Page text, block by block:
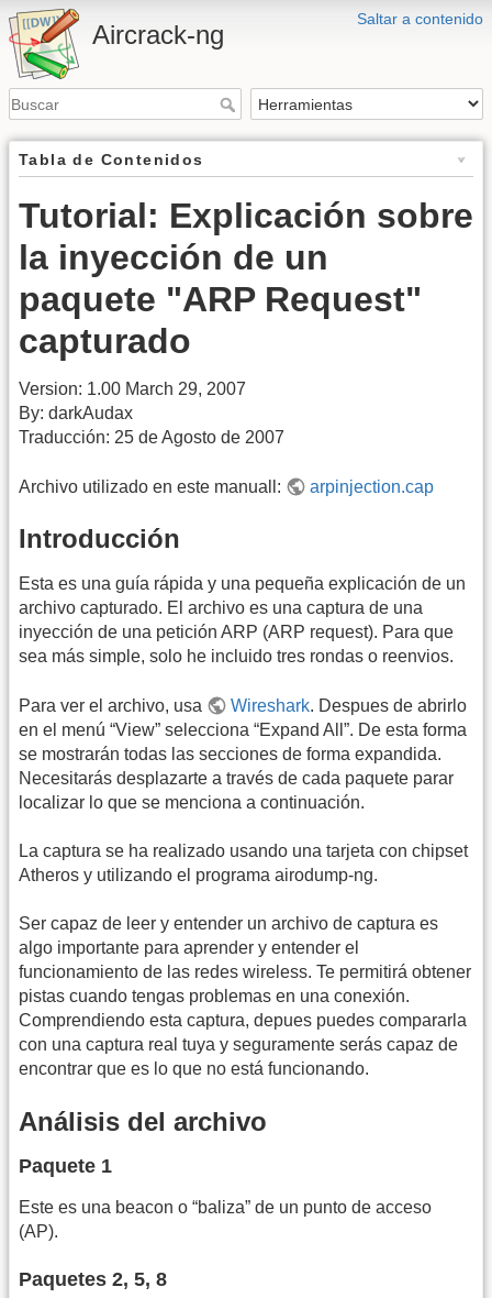
Saltar a contenido
Aircrack-ng
Tabla de Contenidos
Tutorial: Explicación sobre
la inyección de un
paquete "ARP Request"
capturado
Version: 1.00 March 29, 2007
By: darkAudax
Traducción: 25 de Agosto de 2007
Archivo utilizado en este manuall: arpinjection.cap
Introducción
Esta es una guía rápida y una pequeña explicación de un
archivo capturado. El archivo es una captura de una
inyección de una petición ARP (ARP request). Para que
sea más simple, solo he incluido tres rondas o reenvios.
Para ver el archivo, usa Wireshark. Despues de abrirlo
en el menú “View” selecciona “Expand All”. De esta forma
se mostrarán todas las secciones de forma expandida.
Necesitarás desplazarte a través de cada paquete parar
localizar lo que se menciona a continuación.
La captura se ha realizado usando una tarjeta con chipset
Atheros y utilizando el programa airodump-ng.
Ser capaz de leer y entender un archivo de captura es
algo importante para aprender y entender el
funcionamiento de las redes wireless. Te permitirá obtener
pistas cuando tengas problemas en una conexión.
Comprendiendo esta captura, depues puedes compararla
con una captura real tuya y seguramente serás capaz de
encontrar que es lo que no está funcionando.
Análisis del archivo
Paquete 1
Este es una beacon o “baliza” de un punto de acceso
(AP).
Paquetes 2, 5, 8